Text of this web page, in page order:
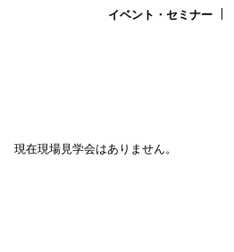
イベント・セミナー
現在現場見学会はありません。